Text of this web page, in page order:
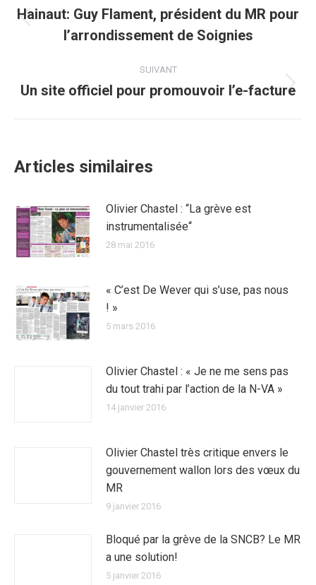
article
Article
précédent
Hainaut: Guy Flament, président du MR pour
l’arrondissement de Soignies
SUIVANT
Article
Un site officiel pour promouvoir l’e-facture
Articles similaires
Olivier Chastel : “La grève est
instrumentalisée“
28 mai 2016
« C’est De Wever qui s’use, pas nous
! »
5 mars 2016
Olivier Chastel : « Je ne me sens pas
du tout trahi par l’action de la N-VA »
14 janvier 2016
Olivier Chastel très critique envers le
gouvernement wallon lors des vœux du
MR
9 janvier 2016
Bloqué par la grève de la SNCB? Le MR
a une solution!
5 janvier 2016